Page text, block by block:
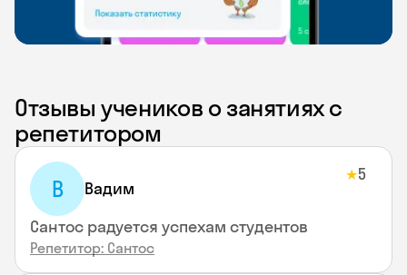
Отзывы учеников о занятиях с
репетитором
В Вадим
★5
Сантос радуется успехам студентов
Репетитор: Сантос